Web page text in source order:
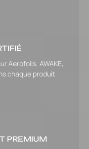
Aerofoils, AWAKE,
chaque produit
PREMIUM